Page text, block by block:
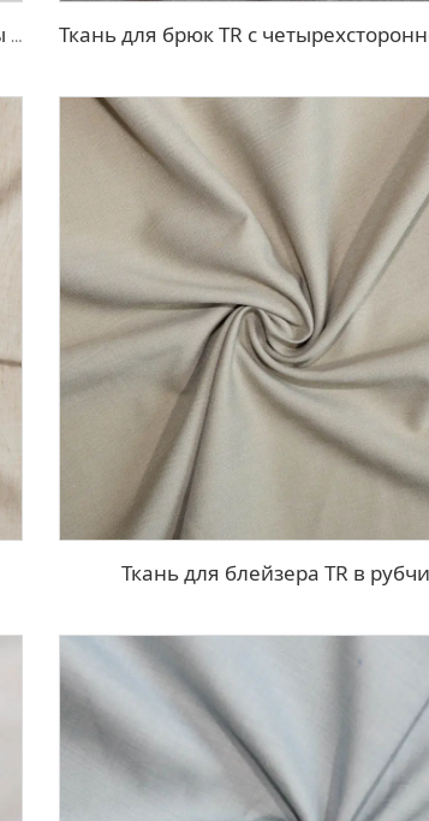
Ткань для платья из полиэстера и вискозы с эффектом стрейч
Ткань для блейзера TR в